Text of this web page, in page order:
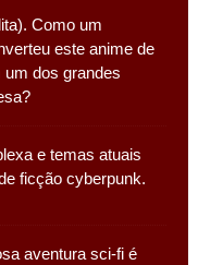
Como um
este anime de
dos grandes
e temas atuais
ficção cyberpunk.
aventura sci-fi é